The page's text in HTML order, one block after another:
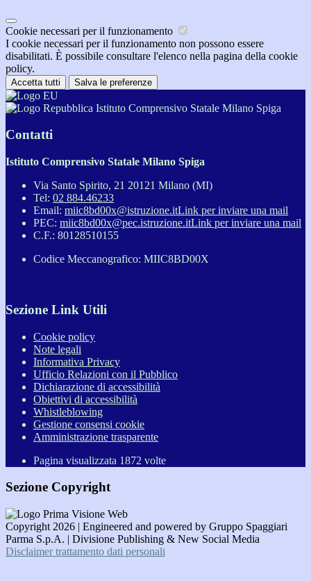
Cookie necessari per il funzionamento
I cookie necessari per il funzionamento non possono essere
disabilitati. È possibile consultare l'elenco nella pagina della cookie
policy.
Accetta tutti Salva le preferenze
Istituto Comprensivo Statale Milano Spiga
Contatti
Istituto Comprensivo Statale Milano Spiga
Via Santo Spirito, 21 20121 Milano (MI)
Tel: 02 884.46233
Email: miic8bd00x@istruzione.itLink per inviare una mail
PEC: miic8bd00x@pec.istruzione.itLink per inviare una mail
C.F.: 80128510155
Codice Meccanografico: MIIC8BD00X
Sezione Link Utili
Cookie policy
Note legali
Informativa Privacy
Ufficio Relazioni con il Pubblico
Dichiarazione di accessibilità
Obiettivi di accessibilità
Whistleblowing
Gestione consensi cookie
Amministrazione trasparente
Pagina visualizzata 1872 volte
Sezione Copyright
Copyright 2026 | Engineered and powered by Gruppo Spaggiari
Parma S.p.A. | Divisione Publishing & New Social Media
Disclaimer trattamento dati personali